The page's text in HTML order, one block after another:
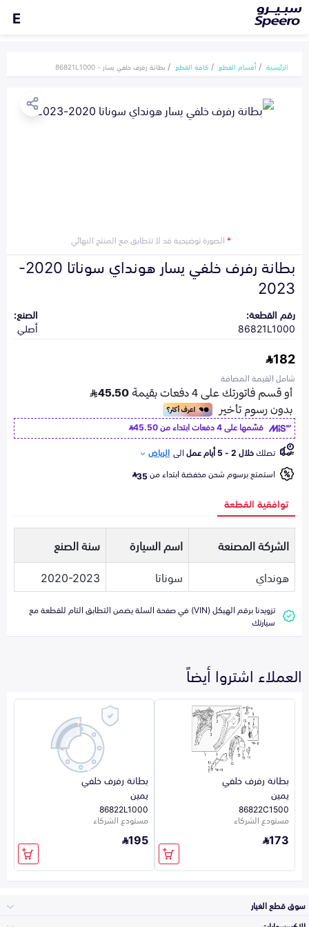
E
الرئيسية أقسام القطع كافة القطع بطانة رفرف خلفي يسار - 86821L1000
*الصورة توضيحية قد لا تتطابق مع المنتج النهائي
بطانة رفرف خلفي يسار هونداي سوناتا 2020-
2023
رقم القطعة:
86821L1000
الصنع:
أصلي
182
شامل القيمة المضافة
قسّمها على 4 دفعات ابتداء من
45.50
تصلكخلال 2 - 5 أيام عمل الى الرياض
استمتع برسوم شحن مخفضة ابتداء من35
توافقية القطعة
الشركة المصنعة اسم السيارة
سنة الصنع
هونداي
سوناتا 2020-2023
تزويدنا برقم الهيكل (VIN) في صفحة السلة يضمن التطابق التام للقطعة مع
سيارتك
العملاء اشتروا أيضاً
بطانة رفرف خلفي
يمين
86822C1500
مستودع الشركاء
173
بطانة رفرف خلفي
يمين
86822L1000
مستودع الشركاء
195
سوق قطع الغيار